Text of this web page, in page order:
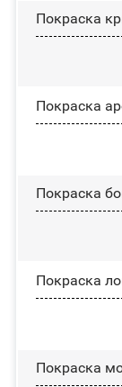
Покраска
Покраска
Покраска
Покраска
Покраска